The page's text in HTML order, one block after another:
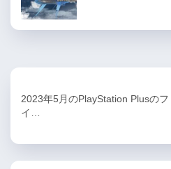
2023年5月のPlayStation Plusのフ
イ…